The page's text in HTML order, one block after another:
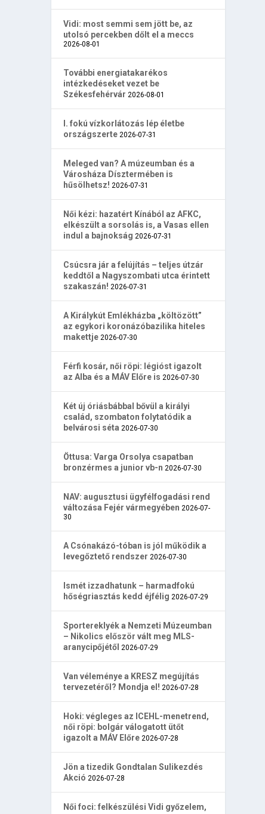
Vidi: most semmi sem jött be, az
utolsó percekben dőlt el a meccs
2026-08-01
További energiatakarékos
intézkedéseket vezet be
Székesfehérvár 2026-08-01
I. fokú vízkorlátozás lép életbe
országszerte 2026-07-31
Meleged van? A múzeumban és a
Városháza Dísztermében is
hűsölhetsz! 2026-07-31
Női kézi: hazatért Kínából az AFKC,
elkészült a sorsolás is, a Vasas ellen
indul a bajnokság 2026-07-31
Csúcsra jár a felújítás – teljes útzár
keddtől a Nagyszombati utca érintett
szakaszán! 2026-07-31
A Királykút Emlékházba „költözött”
az egykori koronázóbazilika hiteles
makettje 2026-07-30
Férfi kosár, női röpi: légióst igazolt
az Alba és a MÁV Előre is 2026-07-30
Két új óriásbábbal bővül a királyi
család, szombaton folytatódik a
belvárosi séta 2026-07-30
Öttusa: Varga Orsolya csapatban
bronzérmes a junior vb-n 2026-07-30
NAV: augusztusi ügyfélfogadási rend
változása Fejér vármegyében 2026-07-
30
A Csónakázó-tóban is jól működik a
levegőztető rendszer 2026-07-30
Ismét izzadhatunk – harmadfokú
hőségriasztás kedd éjfélig 2026-07-29
Sportereklyék a Nemzeti Múzeumban
– Nikolics először vált meg MLS-
aranycipőjétől 2026-07-29
Van véleménye a KRESZ megújítás
tervezetéről? Mondja el! 2026-07-28
Hoki: végleges az ICEHL-menetrend,
női röpi: bolgár válogatott ütőt
igazolt a MÁV Előre 2026-07-28
Jön a tizedik Gondtalan Sulikezdés
Akció 2026-07-28
Női foci: felkészülési Vidi győzelem,